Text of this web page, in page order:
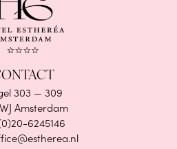
303 — 309
Amsterdam
6245146